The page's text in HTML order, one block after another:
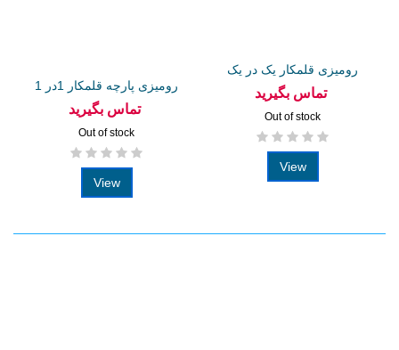
رومیزی پارچه قلمکار 1در 1
معمولی
تماس بگیرید
Out of stock
View
رومیزی قلمکار یک در یک
تماس بگیرید
Out of stock
View